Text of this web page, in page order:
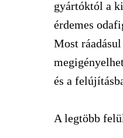
gyártóktól a
érdemes
Most
és a
A legtöbb